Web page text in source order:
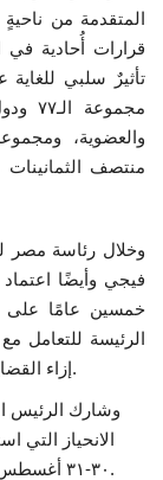
المتقدمة من
قرارات أُحادية في
تأثيرٌ سلبي للغاية
منتصف
وخلال رئاسة مصر
فيجي وأيضًا اعتماد
خمسين عامًا على
الرئيسة للتعامل
إزاء القضايا والتحديات العالمية على مدار السنوات القادمة.
الانحياز التي
٣٠-٣١ أغسطس ٢٠١٢م، نقل خلالها رئاسة القمة من مصر لإيران.